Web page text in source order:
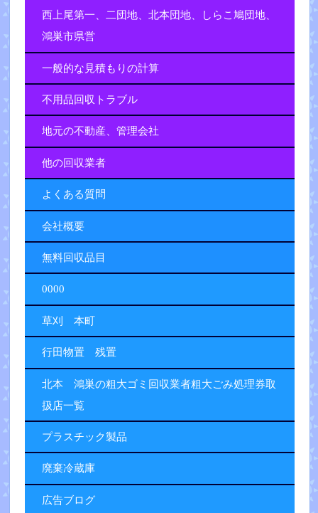
西上尾第一、二団地、北本団地、しらこ鳩団地、
鴻巣市県営
一般的な見積もりの計算
不用品回収トラブル
地元の不動産、管理会社
他の回収業者
よくある質問
会社概要
無料回収品目
0000
草刈 本町
行田物置 残置
北本 鴻巣の粗大ゴミ回収業者粗大ごみ処理券取
扱店一覧
プラスチック製品
廃棄冷蔵庫
広告ブログ